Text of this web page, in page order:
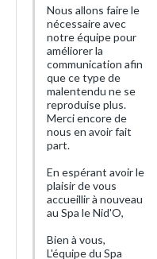
Nous allons faire le
nécessaire avec
notre équipe pour
améliorer la
communication afin
que ce type de
malentendu ne se
reproduise plus.
Merci encore de
nous en avoir fait
part.
En espérant avoir le
plaisir de vous
accueillir à nouveau
au Spa le Nid'O,
Bien à vous,
L'équipe du Spa